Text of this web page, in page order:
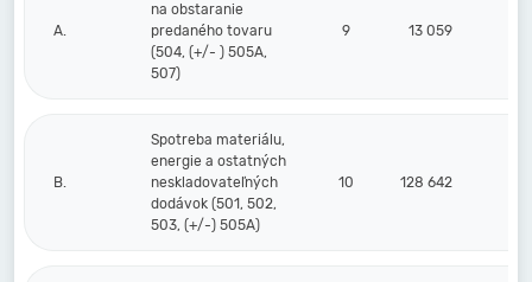
A.
na obstaranie
predaného tovaru
(504, (+/- ) 505A,
507)
9 13 059
B.
Spotreba materiálu,
energie a ostatných
neskladovateľných
dodávok (501, 502,
503, (+/-) 505A)
10 128 642